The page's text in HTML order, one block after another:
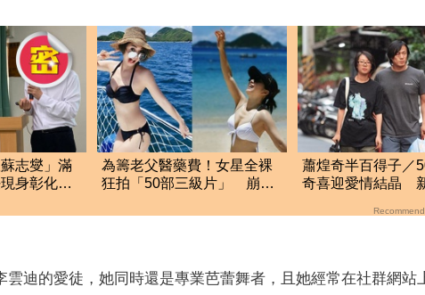
志燮」滿
身彰化地
為籌老父醫藥費！女星全裸
狂拍「50部三級片」 崩潰
蕭煌奇半百得子／
奇喜迎愛情結晶
雲迪的愛徒，她同時還是專業芭蕾舞者，且她經常在社群網站